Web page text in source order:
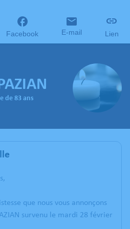
Facebook E-mail Lien
de 83 ans
que nous vous annonçons
survenu le mardi 28 février